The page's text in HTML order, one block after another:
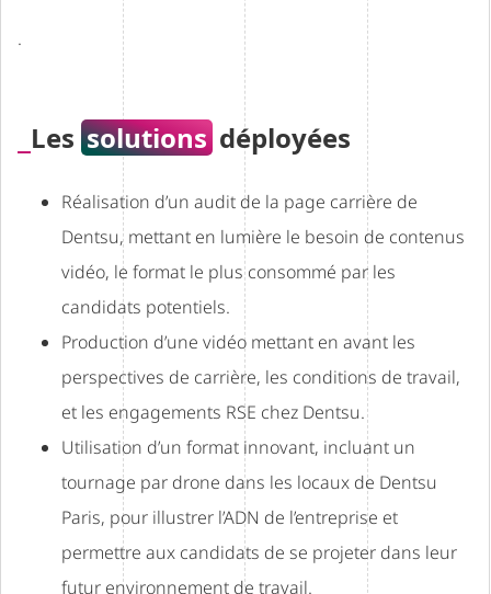
.
Les solutionsdéployées
Réalisation d’un audit de la page carrière de
Dentsu, mettant en lumière le besoin de contenus
vidéo, le format le plus consommé par les
candidats potentiels.
Production d’une vidéo mettant en avant les
perspectives de carrière, les conditions de travail,
et les engagements RSE chez Dentsu.
Utilisation d’un format innovant, incluant un
tournage par drone dans les locaux de Dentsu
Paris, pour illustrer l’ADN de l’entreprise et
permettre aux candidats de se projeter dans leur
futur environnement de travail.